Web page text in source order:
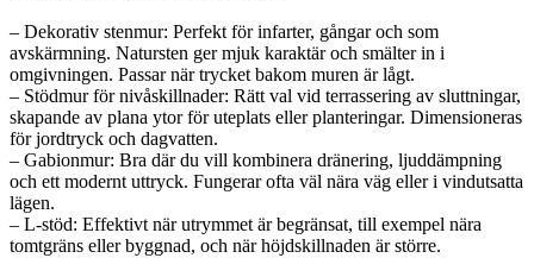
– Dekorativ stenmur: Perfekt för infarter, gångar och som
avskärmning. Natursten ger mjuk karaktär och smälter in i
omgivningen. Passar när trycket bakom muren är lågt.
– Stödmur för nivåskillnader: Rätt val vid terrassering av sluttningar,
skapande av plana ytor för uteplats eller planteringar. Dimensioneras
för jordtryck och dagvatten.
– Gabionmur: Bra där du vill kombinera dränering, ljuddämpning
och ett modernt uttryck. Fungerar ofta väl nära väg eller i vindutsatta
lägen.
– L‑stöd: Effektivt när utrymmet är begränsat, till exempel nära
tomtgräns eller byggnad, och när höjdskillnaden är större.